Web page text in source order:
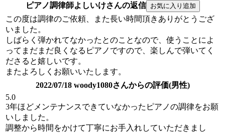
ピアノ調律師よしいけさんの返信
この度は調律のご依頼、また長い時間頂きありがとうござ
いました。
しばらく弾かれてなかったとのことなので、使うことによ
ってまだまだ良くなるピアノですので、楽しんで弾いてく
ださると嬉しいです。
またよろしくお願いいたします。
2022/07/18 woody1080さんからの評価(男性)
5.0
3年ほどメンテナンスできていなかったピアノの調律をお願
いしました。
調整から時間をかけて丁寧にお手入れしていただきまし